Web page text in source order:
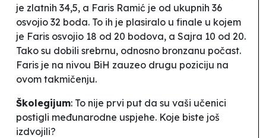
je zlatnih 34,5, a Faris Ramić je od ukupnih 36
osvojio 32 boda. To ih je plasiralo u finale u kojem
je Faris osvojio 18 od 20 bodova, a Sajra 10 od 20.
Tako su dobili srebrnu, odnosno bronzanu počast.
Faris je na nivou BiH zauzeo drugu poziciju na
ovom takmičenju.
Školegijum: To nije prvi put da su vaši učenici
postigli međunarodne uspjehe. Koje biste još
izdvojili?